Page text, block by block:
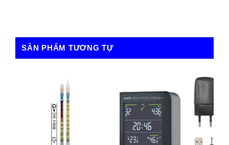
SẢN PHẨM TƯƠNG TỰ